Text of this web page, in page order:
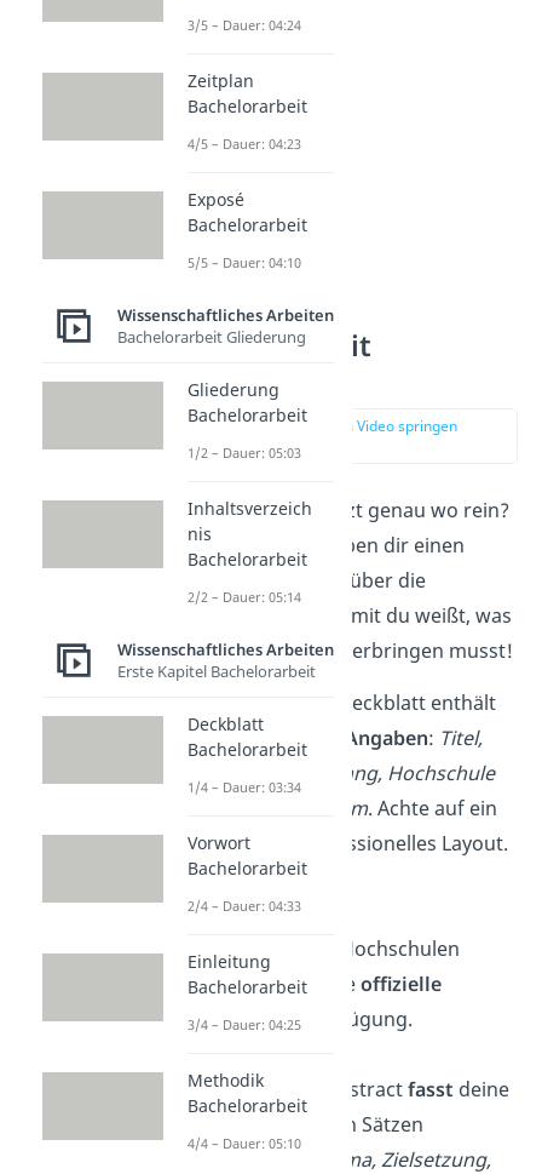
Wie ist die
Bachelorarbeit
aufgebaut?
zur Stelle im Video springen
(00:15)
Aber was kommt jetzt genau wo rein?
Keine Sorge! Wir geben dir einen
über die
einzelnen Kapitel, damit du weißt, was
du wann und wo unterbringen musst!
Das Deckblatt enthält
diewichtigsten Angaben: Titel,
Name, Studiengang, Hochschule
Abgabedatum. Achte auf ein
schlichtes, professionelles Layout.
➡️1 Seite
Übrigens
Viele Hochschulen
stellen dafür eineoffizielle
Vorlagezur Verfügung.
Abstract: Der Abstractfasst deine
Arbeit in wenigen Sätzen
zusammen
Thema, Zielsetzung,
3/5 – Dauer: 04:24
Zeitplan
Bachelorarbeit
4/5 – Dauer: 04:23
Exposé
Bachelorarbeit
5/5 – Dauer: 04:10
Wissenschaftliches Arbeiten
Bachelorarbeit Gliederung
Gliederung
Bachelorarbeit
1/2 – Dauer: 05:03
Inhaltsverzeich
nis
Bachelorarbeit
2/2 – Dauer: 05:14
Wissenschaftliches Arbeiten
Erste Kapitel Bachelorarbeit
Deckblatt
Bachelorarbeit
1/4 – Dauer: 03:34
Vorwort
Bachelorarbeit
2/4 – Dauer: 04:33
Einleitung
Bachelorarbeit
3/4 – Dauer: 04:25
Methodik
Bachelorarbeit
4/4 – Dauer: 05:10